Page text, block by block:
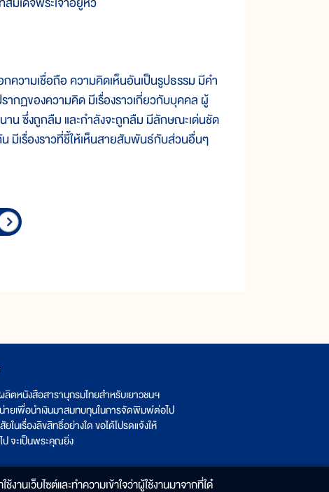
วามเชื่อถือ ความคิดเห็นอันเป็นรูปธรรม มีคำ
ากฏของความคิด มีเรื่องราวเกี่ยวกับบุคคล ผู้
น ซึ่งถูกลืม และกำลังจะถูกลืม มีลักษณะเด่นชัด
มีเรื่องราวที่ชี้ให้เห็นสายสัมพันธ์กับส่วนอื่นๆ
ตหนังสือสารานุกรมไทยสำหรับเยาวชนฯ
น่ายเพื่อนำเงินมาสมทบทุนในการจัดพิมพ์ต่อไป
นเรื่องลิขสิทธิ์อย่างใด ขอได้โปรดแจ้งให้
จะเป็นพระคุณยิ่ง
านเว็บไซต์และทำความเข้าใจว่าผู้ใช้งานมาจากที่ใด๋